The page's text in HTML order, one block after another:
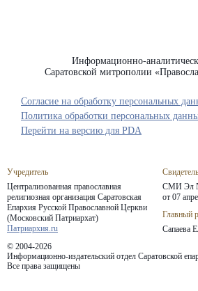
Информационно-
Саратовской митрополии
Учредитель
Централизованная православная
религиозная организация Саратовская
Епархия Русской Православной Церкви
(Московский Патриархат)
Патриархия.ru
СМИ Эл
от 07
Главный
Сапаева
© 2004-2026
Информационно-издательский отдел Саратовской
Все права защищены
Согласие на обработку персональных
Политика обработки персональных
Перейти на версию для PDA